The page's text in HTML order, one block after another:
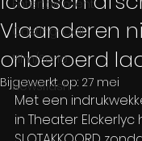
Entertainment
Casting-Call
Film/Serie
Newsflash
Vlaanderen
onberoerd
Bijgewerkt op: 27 mei
Met een
in Theater Elckerlyc